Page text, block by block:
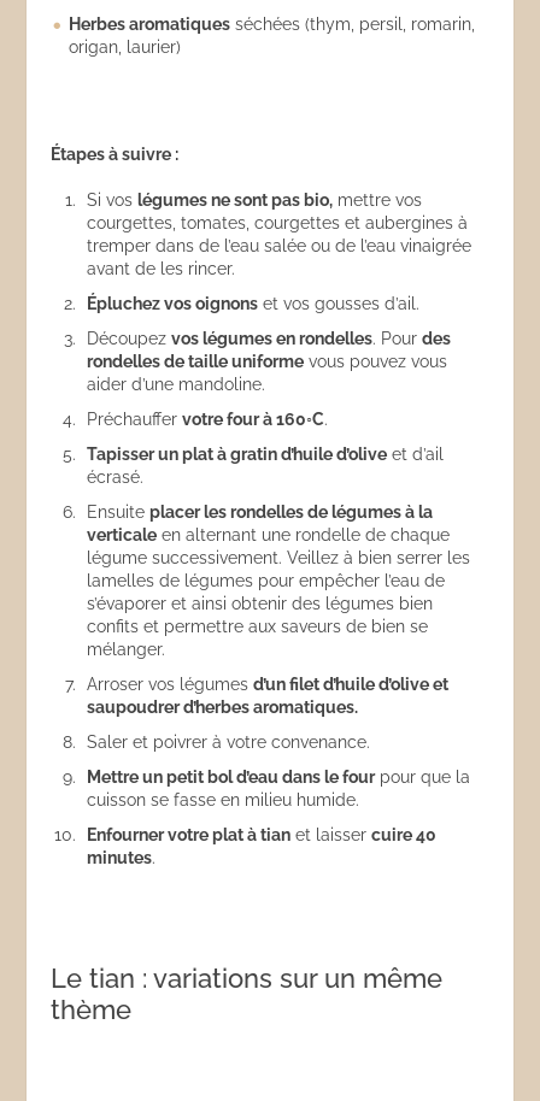
Herbes aromatiques séchées (thym, persil, romarin,
origan, laurier)
Étapes à suivre :
Si vos légumes ne sont pas bio, mettre vos
courgettes, tomates, courgettes et aubergines à
tremper dans de l’eau salée ou de l’eau vinaigrée
avant de les rincer.
Épluchez vos oignons et vos gousses d’ail.
Découpezvos légumes en rondelles. Pourdes
rondelles de taille uniforme vous pouvez vous
aider d’une mandoline.
Préchauffervotre four à 160◦C.
Tapisser un plat à gratin d’huile d’olive et d’ail
écrasé.
Ensuiteplacer les rondelles de légumes à la
verticale en alternant une rondelle de chaque
légume successivement. Veillez à bien serrer les
lamelles de légumes pour empêcher l’eau de
s’évaporer et ainsi obtenir des légumes bien
confits et permettre aux saveurs de bien se
mélanger.
Arroser vos légumesd’un filet d’huile d’olive et
saupoudrer d’herbes aromatiques.
Saler et poivrer à votre convenance.
Mettre un petit bol d’eau dans le fourpour que la
cuisson se fasse en milieu humide.
Enfourner votre plat à tian et laissercuire 40
minutes.
Le tian : variations sur un même
thème